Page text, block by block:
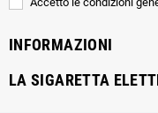
INFORMAZIONI
LA SIGARETTA